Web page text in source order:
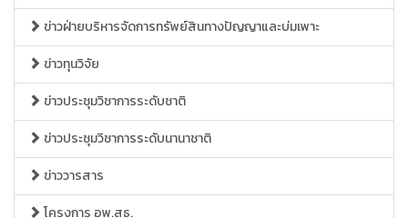
ข่าวฝ่ายบริหารจัดการทรัพย์สินทางปัญญาและบ่มเพาะ
ข่าวทุนวิจัย
ข่าวประชุมวิชาการระดับชาติ
ข่าวประชุมวิชาการระดับนานาชาติ
ข่าววารสาร
โครงการ อพ.สธ.